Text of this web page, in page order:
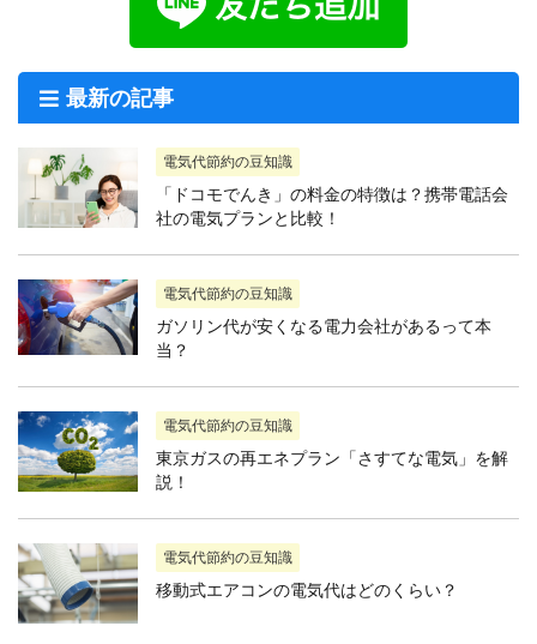
最新の記事
電気代節約の豆知識
「ドコモでんき」の料金の特徴は？携帯電話会
社の電気プランと比較！
電気代節約の豆知識
ガソリン代が安くなる電力会社があるって本
当？
電気代節約の豆知識
東京ガスの再エネプラン「さすてな電気」を解
説！
電気代節約の豆知識
移動式エアコンの電気代はどのくらい？